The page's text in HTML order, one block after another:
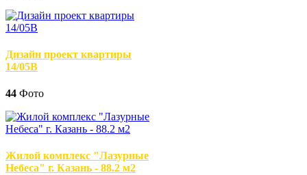
Дизайн проект квартиры
14/05В
44 Фото
Жилой комплекс "Лазурные
Небеса" г. Казань - 88.2 м2